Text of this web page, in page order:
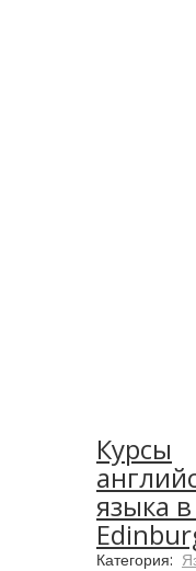
Курсы
языка
Категория: